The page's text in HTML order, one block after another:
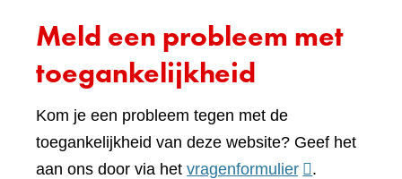
Meld een probleem met
toegankelijkheid
Kom je een probleem tegen met de
toegankelijkheid van deze website? Geef het
aan ons door via het vragenformulier(verwijst
.